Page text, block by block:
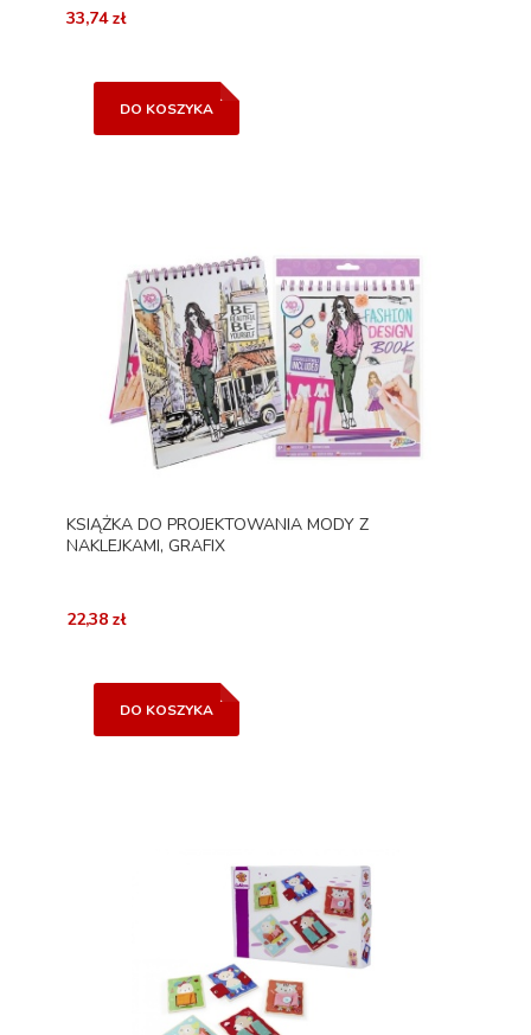
33,74 zł
DO KOSZYKA
KSIĄŻKA DO PROJEKTOWANIA MODY Z
NAKLEJKAMI, GRAFIX
22,38 zł
DO KOSZYKA